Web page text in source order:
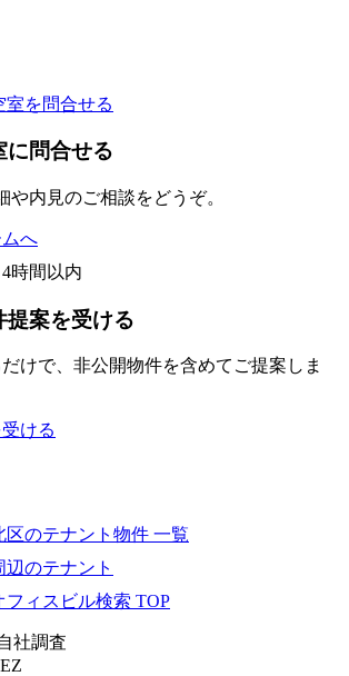
室を問合せる
に問合せる
や内見のご相談をどうぞ。
へ
時間以内
提案を受ける
けで、非公開物件を含めてご提案しま
ける
区のテナント物件 一覧
辺のテナント
フィスビル検索 TOP
社調査